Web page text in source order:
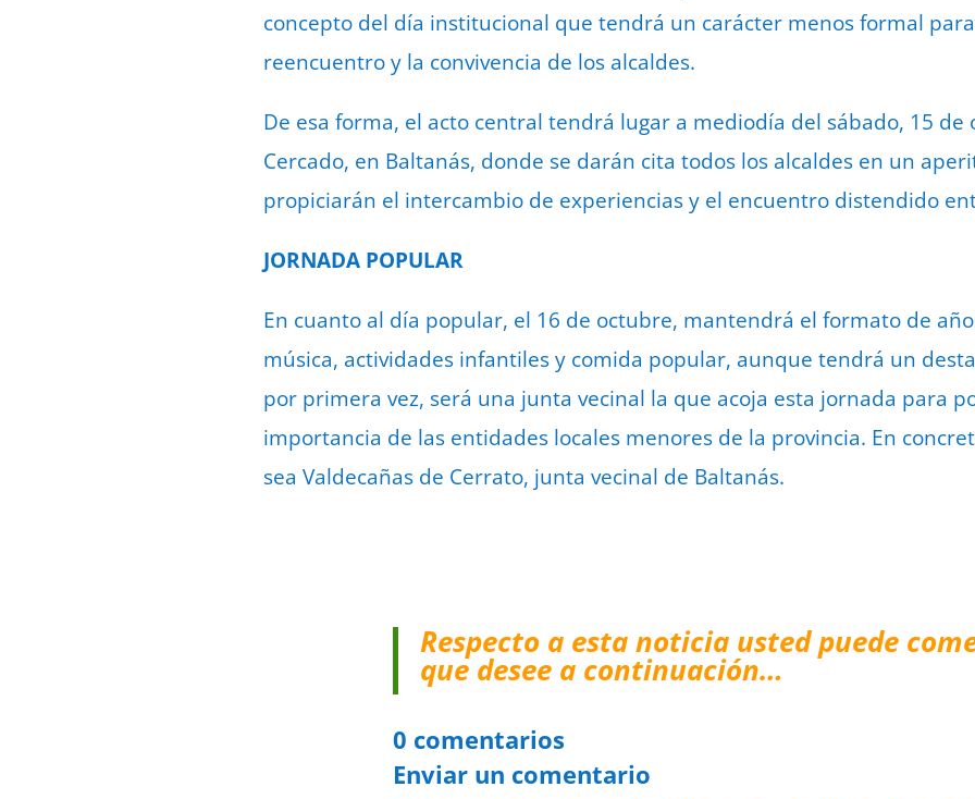
concepto del día institucional que tendrá un carácter menos formal
reencuentro y la convivencia de los alcaldes.
De esa forma, el acto central tendrá lugar a mediodía del sábado, 15 de
Cercado, en Baltanás, donde se darán cita todos los alcaldes en un
propiciarán el intercambio de experiencias y el encuentro distendido
JORNADA POPULAR
En cuanto al día popular, el 16 de octubre, mantendrá el formato de
música, actividades infantiles y comida popular, aunque tendrá un
por primera vez, será una junta vecinal la que acoja esta jornada para
importancia de las entidades locales menores de la provincia. En
sea Valdecañas de Cerrato, junta vecinal de Baltanás.
Respecto a esta noticia usted puede
que desee a continuación…
0 comentarios
Enviar un comentario